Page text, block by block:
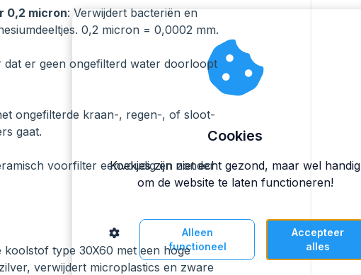
0,2 micron: Verwijdert bacteriën en
0,2 micron = 0,0002 mm.
dat er geen ongefilterd water doorloopt
ongefilterde kraan-, regen-, of sloot-
gaat.
voorfilter eenvoudig en zonder
koolstof type 30X60 met een hoge
verwijdert microplastics en zware
Cookies
Koekjes zijn niet echt gezond, maar wel handig
om de website te laten functioneren!
Alleen
functioneel
Accepteer
alles